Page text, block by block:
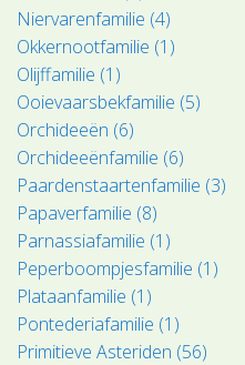
Niervarenfamilie (4)
Okkernootfamilie (1)
Olijffamilie (1)
Ooievaarsbekfamilie (5)
Orchideeën (6)
Orchideeënfamilie (6)
Paardenstaartenfamilie (3)
Papaverfamilie (8)
Parnassiafamilie (1)
Peperboompjesfamilie (1)
Plataanfamilie (1)
Pontederiafamilie (1)
Primitieve Asteriden (56)